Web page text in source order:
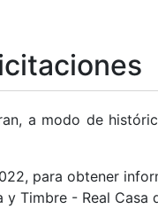
a modo de
para obtener
y Timbre - Real